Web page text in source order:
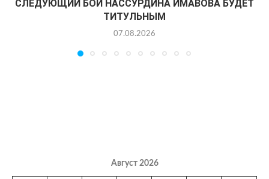
СЛЕДУЮЩИЙ БОЙ НАССУРДИНА ИМАВОВА БУДЕТ
ТИТУЛЬНЫМ
07.08.2026
Август 2026